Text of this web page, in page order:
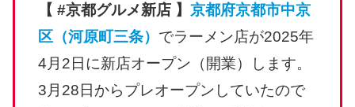
【 #京都グルメ新店 】 京都府京都市中京
区（河原町三条） でラーメン店が2025年
4月2日に新店オープン（開業）します。
3月28日からプレオープンしていたので